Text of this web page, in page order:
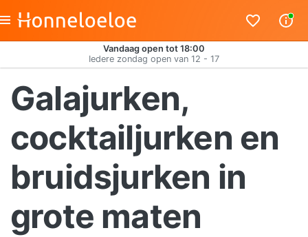
Vandaag open tot 18:00
Iedere zondag open van 12 - 17
Galajurken,
cocktailjurken en
bruidsjurken in
grote maten